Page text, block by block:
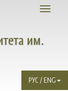
Toggle
им.
РУС / ENG